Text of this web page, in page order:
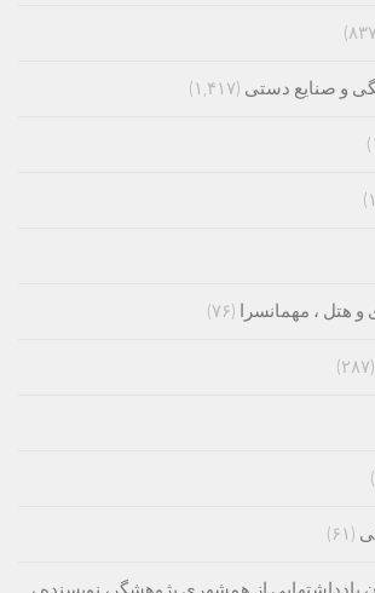
و صنایع دستی (۱,۴۱۷)
و هتل ، مهمانسرا (۷۶)
(۲۸۷)
(۶۱)